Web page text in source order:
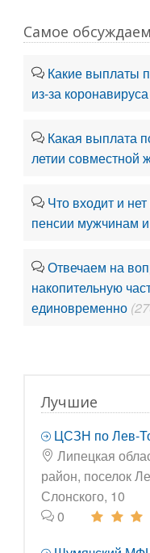
Самое
Какие выплаты
из-за коронавируса
Какая выплата
летии совместной
Что входит и
пенсии мужчинам
Отвечаем на
накопительную
единовременно
Лучшие
ЦСЗН по Лев-
Липецкая
район, поселок
Слонского, 10
0